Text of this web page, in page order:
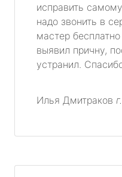
исправить
надо звонить в
мастер
выявил причну,
устранил.
Илья Дмитраков